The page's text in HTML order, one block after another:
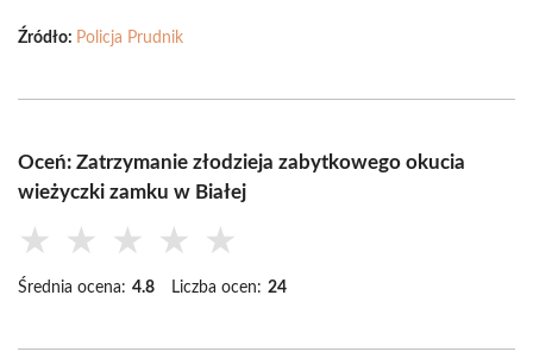
Źródło: Policja Prudnik
Oceń: Zatrzymanie złodzieja zabytkowego okucia
wieżyczki zamku w Białej
★ ★ ★ ★ ★
Średnia ocena: 4.8 Liczba ocen: 24